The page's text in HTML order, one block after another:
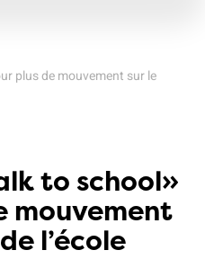
plus de mouvement sur le
to school»
mouvement
l’école